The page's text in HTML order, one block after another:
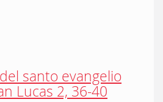
santo evangelio
Lucas 2, 36-40